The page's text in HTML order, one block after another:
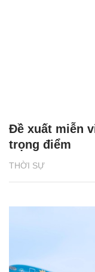
THỜI SỰ
Đề xuất miễn
trọng điểm